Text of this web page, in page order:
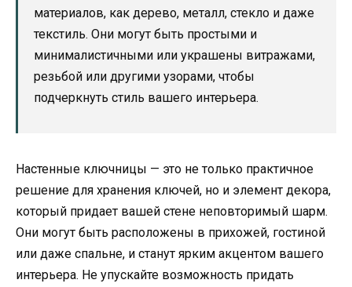
материалов, как дерево, металл, стекло и даже
текстиль. Они могут быть простыми и
минималистичными или украшены витражами,
резьбой или другими узорами, чтобы
подчеркнуть стиль вашего интерьера.
Настенные ключницы — это не только практичное
решение для хранения ключей, но и элемент декора,
который придает вашей стене неповторимый шарм.
Они могут быть расположены в прихожей, гостиной
или даже спальне, и станут ярким акцентом вашего
интерьера. Не упускайте возможность придать